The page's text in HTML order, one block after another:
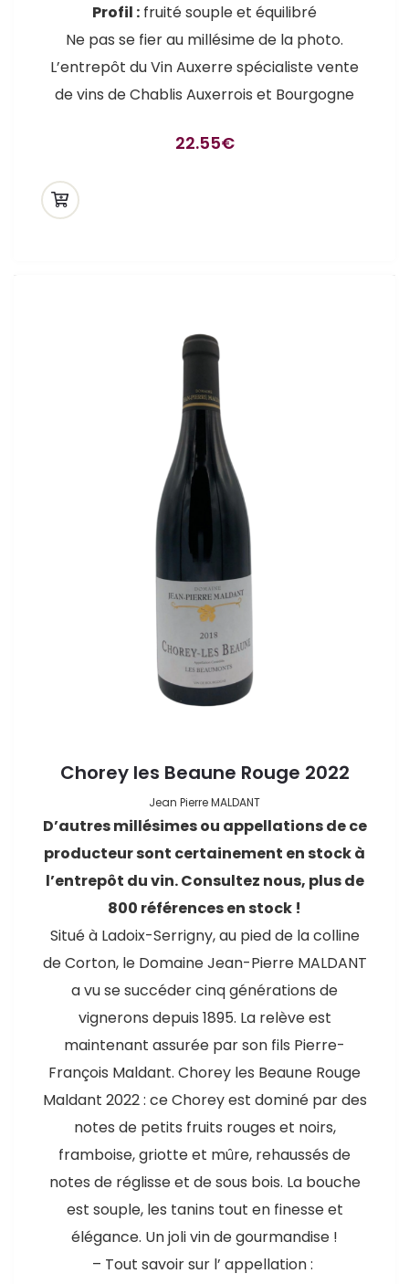
Profil : fruité souple et équilibré
Ne pas se fier au millésime de la photo.
L’entrepôt du Vin Auxerre spécialiste vente
de vins de Chablis Auxerrois et Bourgogne
22.55€
Chorey les Beaune Rouge 2022
Jean Pierre MALDANT
D’autres millésimes ou appellations de ce
producteur sont certainement en stock à
l’entrepôt du vin. Consultez nous, plus de
800 références en stock !
Situé à Ladoix-Serrigny, au pied de la colline
de Corton, le Domaine Jean-Pierre MALDANT
a vu se succéder cinq générations de
vignerons depuis 1895. La relève est
maintenant assurée par son fils Pierre-
François Maldant. Chorey les Beaune Rouge
Maldant 2022 : ce Chorey est dominé par des
notes de petits fruits rouges et noirs,
framboise, griotte et mûre, rehaussés de
notes de réglisse et de sous bois. La bouche
est souple, les tanins tout en finesse et
élégance. Un joli vin de gourmandise !
– Tout savoir sur l’ appellation :